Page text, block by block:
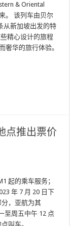
& Oriental
。 该列车由贝尔
从新加坡出发的特
精心设计的旅程
奢华的旅行体验。
点推出票价
起的乘车服务；
年 7 月 20 日下
分，亚航为其
至周五中午 12 点
叫车。 …